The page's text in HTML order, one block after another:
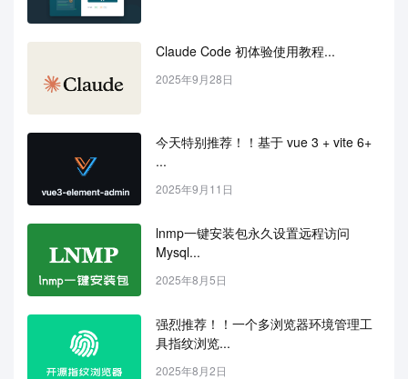
Claude Code 初体验使用教程...
2025年9月28日
今天特别推荐！！基于 vue 3 + vite 6+
...
2025年9月11日
lnmp一键安装包永久设置远程访问
Mysql...
2025年8月5日
强烈推荐！！一个多浏览器环境管理工
具指纹浏览...
2025年8月2日